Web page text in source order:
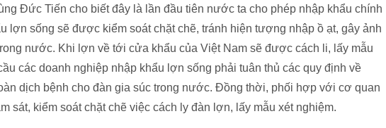
Đức Tiến cho biết đây là lần đầu tiên nước ta cho phép nhập khẩu chính
lợn sống sẽ được kiểm soát chặt chẽ, tránh hiện tượng nhập ồ ạt, gây ảnh
nước. Khi lợn về tới cửa khẩu của Việt Nam sẽ được cách li, lấy mẫu
các doanh nghiệp nhập khẩu lợn sống phải tuân thủ các quy định về
dịch bệnh cho đàn gia súc trong nước. Đồng thời, phối hợp với cơ quan
sát, kiểm soát chặt chẽ việc cách ly đàn lợn, lấy mẫu xét nghiệm.